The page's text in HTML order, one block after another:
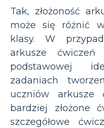
Tak, złożoność
może się różnić
klasy. W
arkusze
podstawowej
zadaniach
uczniów arkusze
bardziej złożone
szczegółowe